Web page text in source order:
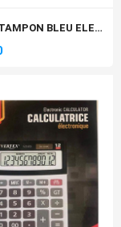
ENCRE A TAMPON BLEU ELEPHANT